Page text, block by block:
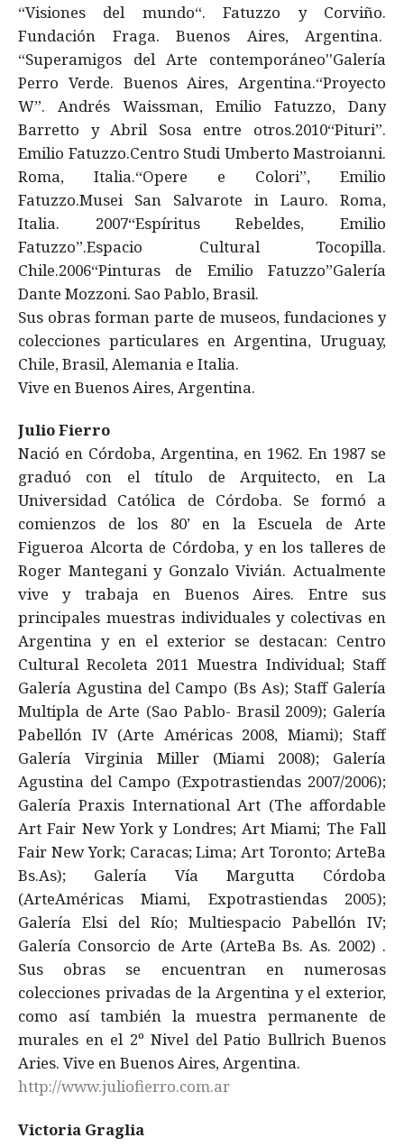
“Visiones del mundo“. Fatuzzo y Corviño.
Fundación Fraga. Buenos Aires, Argentina.
“Superamigos del Arte contemporáneo''Galería
Perro Verde. Buenos Aires, Argentina.“Proyecto
W”. Andrés Waissman, Emilio Fatuzzo, Dany
Barretto y Abril Sosa entre otros.2010“Pituri”.
Emilio Fatuzzo.Centro Studi Umberto Mastroianni.
Roma, Italia.“Opere e Colori”, Emilio
Fatuzzo.Musei San Salvarote in Lauro. Roma,
Italia. 2007“Espíritus Rebeldes, Emilio
Fatuzzo”.Espacio Cultural Tocopilla.
Chile.2006“Pinturas de Emilio Fatuzzo”Galería
Dante Mozzoni. Sao Pablo, Brasil.
Sus obras forman parte de museos, fundaciones y
colecciones particulares en Argentina, Uruguay,
Chile, Brasil, Alemania e Italia.
Vive en Buenos Aires, Argentina.
Julio Fierro
Nació en Córdoba, Argentina, en 1962. En 1987 se
graduó con el título de Arquitecto, en La
Universidad Católica de Córdoba. Se formó a
comienzos de los 80’ en la Escuela de Arte
Figueroa Alcorta de Córdoba, y en los talleres de
Roger Mantegani y Gonzalo Vivián. Actualmente
vive y trabaja en Buenos Aires. Entre sus
principales muestras individuales y colectivas en
Argentina y en el exterior se destacan: Centro
Cultural Recoleta 2011 Muestra Individual; Staff
Galería Agustina del Campo (Bs As); Staff Galería
Multipla de Arte (Sao Pablo- Brasil 2009); Galería
Pabellón IV (Arte Américas 2008, Miami); Staff
Galería Virginia Miller (Miami 2008); Galería
Agustina del Campo (Expotrastiendas 2007/2006);
Galería Praxis International Art (The affordable
Art Fair New York y Londres; Art Miami; The Fall
Fair New York; Caracas; Lima; Art Toronto; ArteBa
Bs.As); Galería Vía Margutta Córdoba
(ArteAméricas Miami, Expotrastiendas 2005);
Galería Elsi del Río; Multiespacio Pabellón IV;
Galería Consorcio de Arte (ArteBa Bs. As. 2002) .
Sus obras se encuentran en numerosas
colecciones privadas de la Argentina y el exterior,
como así también la muestra permanente de
murales en el 2º Nivel del Patio Bullrich Buenos
Aries. Vive en Buenos Aires, Argentina.
http://www.juliofierro.com.ar
Victoria Graglia